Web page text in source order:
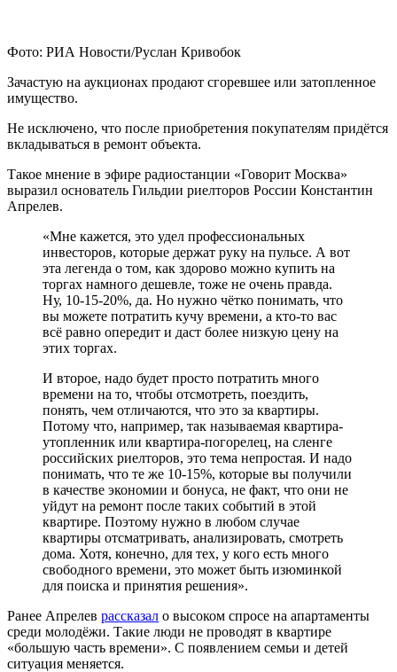
Фото: РИА Новости/Руслан Кривобок
Зачастую на аукционах продают сгоревшее или затопленное
имущество.
Не исключено, что после приобретения покупателям придётся
вкладываться в ремонт объекта.
Такое мнение в эфире радиостанции «Говорит Москва»
выразил основатель Гильдии риелторов России Константин
Апрелев.
«Мне кажется, это удел профессиональных
инвесторов, которые держат руку на пульсе. А вот
эта легенда о том, как здорово можно купить на
торгах намного дешевле, тоже не очень правда.
Ну, 10-15-20%, да. Но нужно чётко понимать, что
вы можете потратить кучу времени, а кто-то вас
всё равно опередит и даст более низкую цену на
этих торгах.
И второе, надо будет просто потратить много
времени на то, чтобы отсмотреть, поездить,
понять, чем отличаются, что это за квартиры.
Потому что, например, так называемая квартира-
утопленник или квартира-погорелец, на сленге
российских риелторов, это тема непростая. И надо
понимать, что те же 10-15%, которые вы получили
в качестве экономии и бонуса, не факт, что они не
уйдут на ремонт после таких событий в этой
квартире. Поэтому нужно в любом случае
квартиры отсматривать, анализировать, смотреть
дома. Хотя, конечно, для тех, у кого есть много
свободного времени, это может быть изюминкой
для поиска и принятия решения».
Ранее Апрелев рассказал о высоком спросе на апартаменты
среди молодёжи. Такие люди не проводят в квартире
«большую часть времени». С появлением семьи и детей
ситуация меняется.